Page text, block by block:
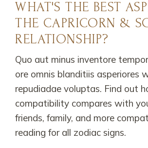
WHAT'S THE BEST
THE CAPRICORN &
RELATIONSHIP?
Quo aut minus inventore
ore omnis blanditiis asperiores
repudiadae voluptas. Find out
compatibility compares with
friends, family, and more
reading for all zodiac signs.